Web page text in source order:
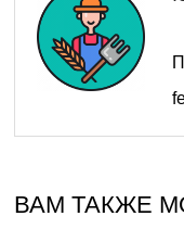
ВАМ ТАКЖЕ